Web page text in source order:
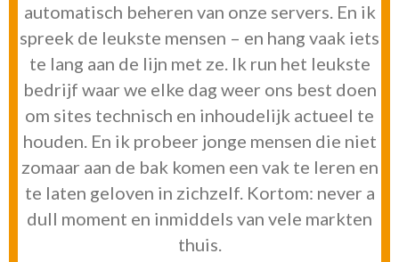
automatisch beheren van onze servers. En ik
spreek de leukste mensen – en hang vaak iets
te lang aan de lijn met ze. Ik run het leukste
bedrijf waar we elke dag weer ons best doen
om sites technisch en inhoudelijk actueel te
houden. En ik probeer jonge mensen die niet
zomaar aan de bak komen een vak te leren en
te laten geloven in zichzelf. Kortom: never a
dull moment en inmiddels van vele markten
thuis.